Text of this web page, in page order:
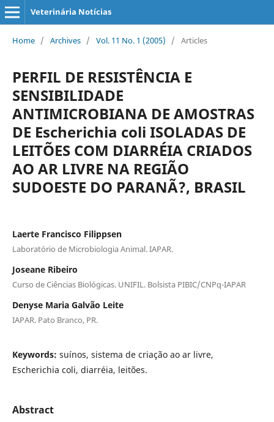
Veterinária Notícias
Home / Archives / Vol. 11 No. 1 (2005) / Articles
PERFIL DE RESISTÊNCIA E
SENSIBILIDADE
ANTIMICROBIANA DE AMOSTRAS
DE Escherichia coli ISOLADAS DE
LEITÕES COM DIARRÉIA CRIADOS
AO AR LIVRE NA REGIÃO
SUDOESTE DO PARANÃ?, BRASIL
Laerte Francisco Filippsen
Laboratório de Microbiologia Animal. IAPAR.
Joseane Ribeiro
Curso de Ciências Biológicas. UNIFIL. Bolsista PIBIC/CNPq-IAPAR
Denyse Maria Galvão Leite
IAPAR. Pato Branco, PR.
Keywords: suínos, sistema de criação ao ar livre,
Escherichia coli, diarréia, leitões.
Abstract